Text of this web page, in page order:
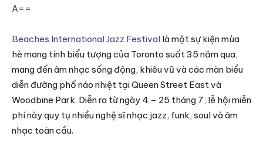
A==
Beaches International Jazz Festival là một sự kiện mùa
hè mang tính biểu tượng của Toronto suốt 35 năm qua,
mang đến âm nhạc sống động, khiêu vũ và các màn biểu
diễn đường phố náo nhiệt tại Queen Street East và
Woodbine Park. Diễn ra từ ngày 4 – 25 tháng 7, lễ hội miễn
phí này quy tụ nhiều nghệ sĩ nhạc jazz, funk, soul và âm
nhạc toàn cầu.